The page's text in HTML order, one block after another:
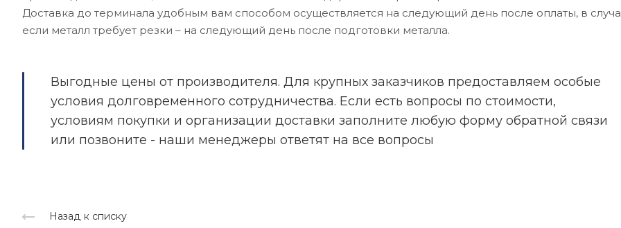
Доставка до терминала удобным вам способом осуществляется на следующий день после оплаты, в
если металл требует резки – на следующий день после подготовки металла.
Выгодные цены от производителя. Для крупных заказчиков предоставляем особые
условия долговременного сотрудничества. Если есть вопросы по стоимости,
условиям покупки и организации доставки заполните любую форму обратной связи
или позвоните - наши менеджеры ответят на все вопросы
Назад к списку